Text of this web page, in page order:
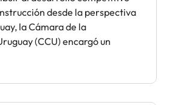
desde la perspectiva
la Cámara de la
(CCU) encargó un